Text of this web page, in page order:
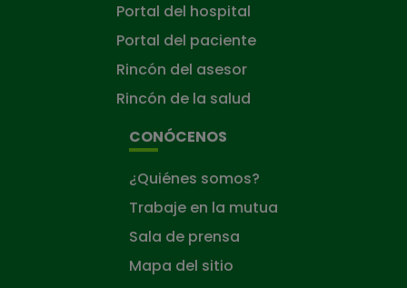
Portal del hospital
Portal del paciente
Rincón del asesor
Rincón de la salud
CONÓCENOS
¿Quiénes somos?
Trabaje en la mutua
Sala de prensa
Mapa del sitio